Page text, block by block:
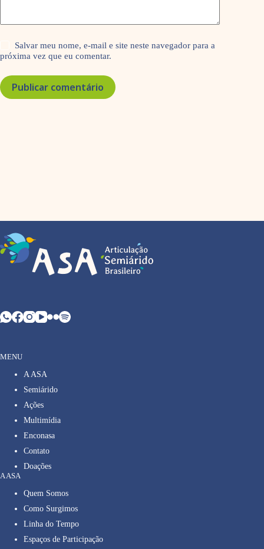
Salvar meu nome, e-mail e site neste navegador para a
próxima vez que eu comentar.
Publicar comentário
MENU
A ASA
Semiárido
Ações
Multimídia
Enconasa
Contato
Doações
A ASA
Quem Somos
Como Surgimos
Linha do Tempo
Espaços de Participação